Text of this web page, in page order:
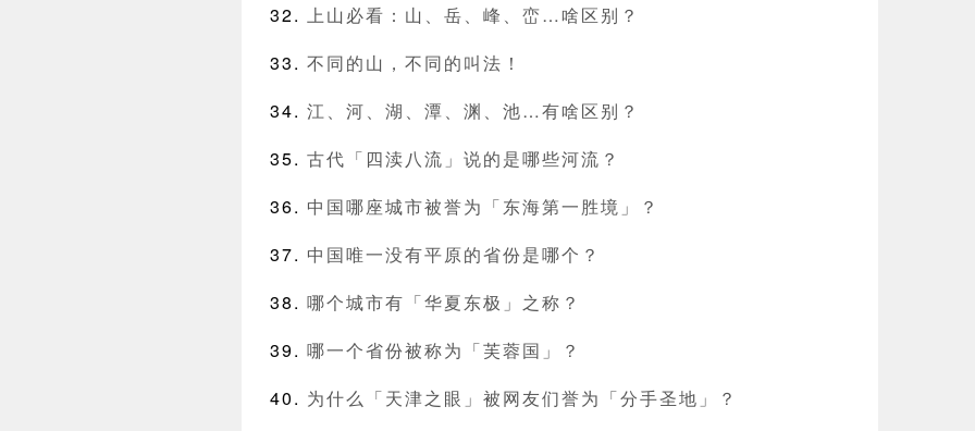
上山必看：山、岳、峰、峦…啥区别？
不同的山，不同的叫法！
江、河、湖、潭、渊、池…有啥区别？
古代「四渎八流」说的是哪些河流？
中国哪座城市被誉为「东海第一胜境」？
中国唯一没有平原的省份是哪个？
哪个城市有「华夏东极」之称？
哪一个省份被称为「芙蓉国」？
为什么「天津之眼」被网友们誉为「分手圣地」？